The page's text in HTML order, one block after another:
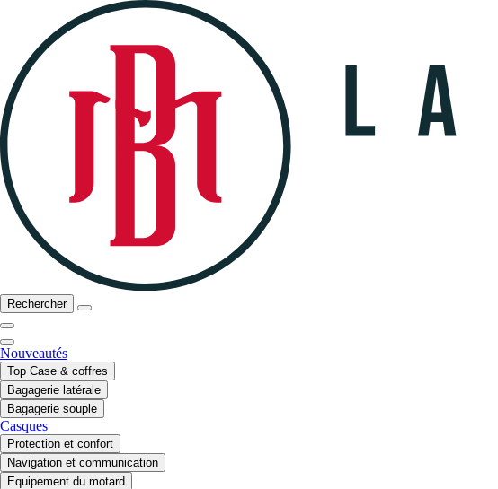
Rechercher
Nouveautés
Top Case & coffres
Bagagerie latérale
Bagagerie souple
Casques
Protection et confort
Navigation et communication
Equipement du motard